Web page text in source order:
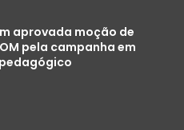
aprovada moção de
pela campanha em